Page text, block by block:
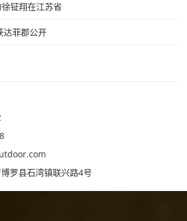
钲翔在江苏省
达菲郡公开
罗县石湾镇联兴路4号